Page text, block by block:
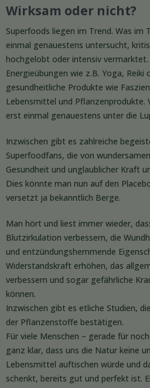
Wirksam oder nicht?
Superfoods liegen im Trend. Was im
einmal genauestens untersucht,
hochgelobt oder intensiv
Energieübungen wie z.B. Yoga, Reiki
gesundheitliche Produkte wie
Lebensmittel und Pflanzenprodukte.
erst einmal genauestens unter die
Inzwischen gibt es zahlreiche
Superfoodfans, die von
Gesundheit und unglaublicher Kraft
Dies könnte man nun auf den
versetzt ja bekanntlich Berge.
Man hört und liest immer wieder,
Blutzirkulation verbessern, die
und entzündungshemmende
Widerstandskraft erhöhen, das
verbessern und sogar gefährliche
können.
Inzwischen gibt es etliche Studien,
der Pflanzenstoffe bestätigen.
Für viele Menschen – gerade für
ganz klar, dass uns die Natur keine
Lebensmittel auftischen würde und
schenkt, bereits gut und perfekt ist.